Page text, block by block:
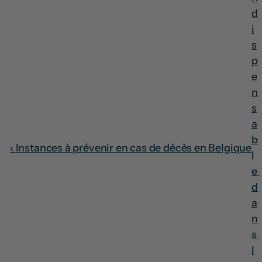
‹ Instances à prévenir en cas de décès en Belgique
d
i
s
p
e
n
s
a
b
l
e
d
a
n
s
l